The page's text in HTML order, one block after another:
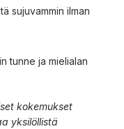
sujuvammin ilman
tunne ja mielialan
kokemukset
yksilöllistä